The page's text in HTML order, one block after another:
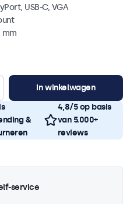
USB-C, VGA
mm
In winkelwagen
&
4,8/5 op basis
van 5.000+
reviews
service